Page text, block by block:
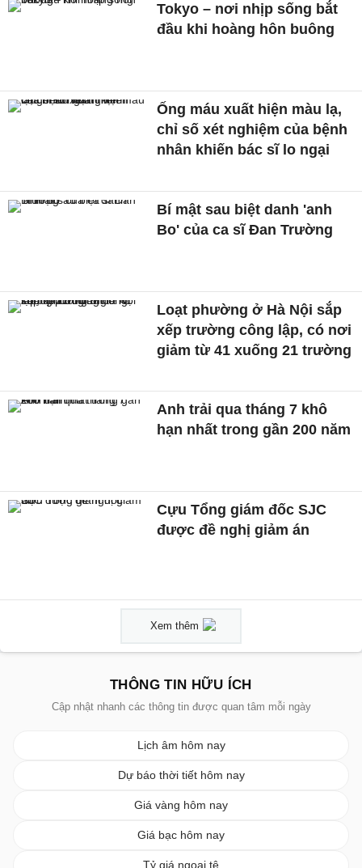
Tokyo – nơi nhịp sống bắt
đầu khi hoàng hôn buông
Ống máu xuất hiện màu lạ,
chỉ số xét nghiệm của bệnh
nhân khiến bác sĩ lo ngại
Bí mật sau biệt danh 'anh
Bo' của ca sĩ Đan Trường
Loạt phường ở Hà Nội sắp
xếp trường công lập, có nơi
giảm từ 41 xuống 21 trường
Anh trải qua tháng 7 khô
hạn nhất trong gần 200 năm
Cựu Tổng giám đốc SJC
được đề nghị giảm án
Xem thêm
THÔNG TIN HỮU ÍCH
Cập nhật nhanh các thông tin được quan tâm mỗi ngày
Lịch âm hôm nay
Dự báo thời tiết hôm nay
Giá vàng hôm nay
Giá bạc hôm nay
Tỷ giá ngoại tệ